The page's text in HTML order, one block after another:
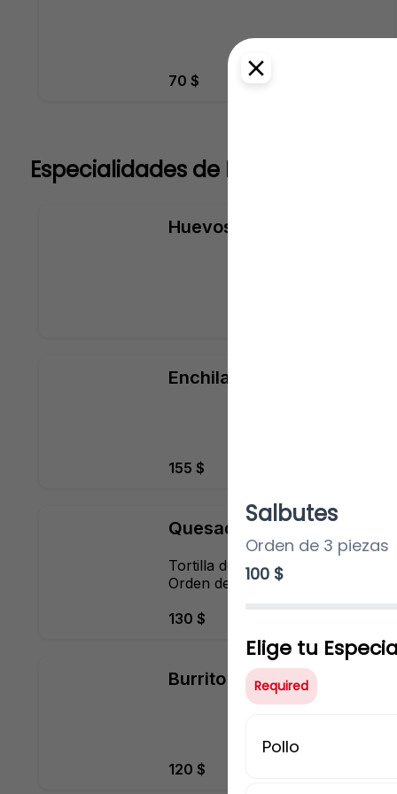
70 $
Especialidades de La Casa
Huevos al Gusto
Enchiladas
155 $
Quesadillas Sencillas
Tortilla de harina y queso,
Orden de 3 piezas
130 $
Burrito Gigante
120 $
Salbutes
Orden de 3 piezas
100 $
Elige tu
Required
Pollo